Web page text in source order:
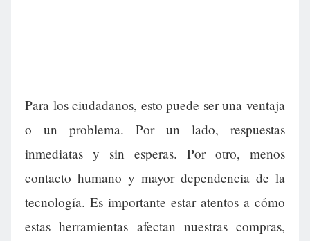
Para los ciudadanos, esto puede ser una ventaja
o un problema. Por un lado, respuestas
inmediatas y sin esperas. Por otro, menos
contacto humano y mayor dependencia de la
tecnología. Es importante estar atentos a cómo
estas herramientas afectan nuestras compras,